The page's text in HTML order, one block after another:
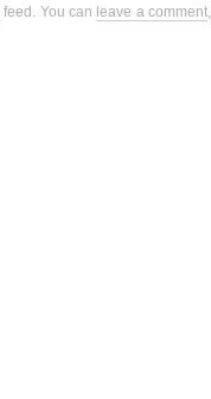
feed. You can leave a comment